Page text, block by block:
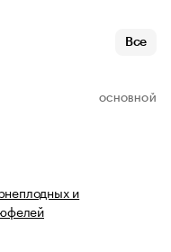
Все
ОСНОВНОЙ
и